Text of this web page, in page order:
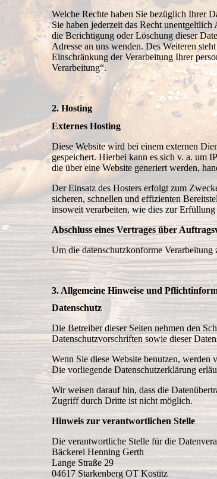
Welche Rechte haben Sie bezüglich Ihrer
Sie haben jederzeit das Recht
die Berichtigung oder Löschung dieser
Adresse an uns wenden. Des Weiteren
Einschränkung der Verarbeitung Ihrer
Verarbeitung“.
2. Hosting
Externes Hosting
Diese Website wird bei einem externen
gespeichert. Hierbei kann es sich v. a. um
die über eine Website generiert werden,
Der Einsatz des Hosters erfolgt zum
sicheren, schnellen und effizienten
insoweit verarbeiten, wie dies zur
Abschluss eines Vertrages über
Um die datenschutzkonforme
3. Allgemeine Hinweise und
Datenschutz
Die Betreiber dieser Seiten nehmen den
Datenschutzvorschriften sowie dieser
Wenn Sie diese Website benutzen, werden
Die vorliegende Datenschutzerklärung
Wir weisen darauf hin, dass die
Zugriff durch Dritte ist nicht möglich.
Hinweis zur verantwortlichen Stelle
Die verantwortliche Stelle für die
Bäckerei Henning Gerth
Lange Straße 29
04617 Starkenberg OT Kostitz